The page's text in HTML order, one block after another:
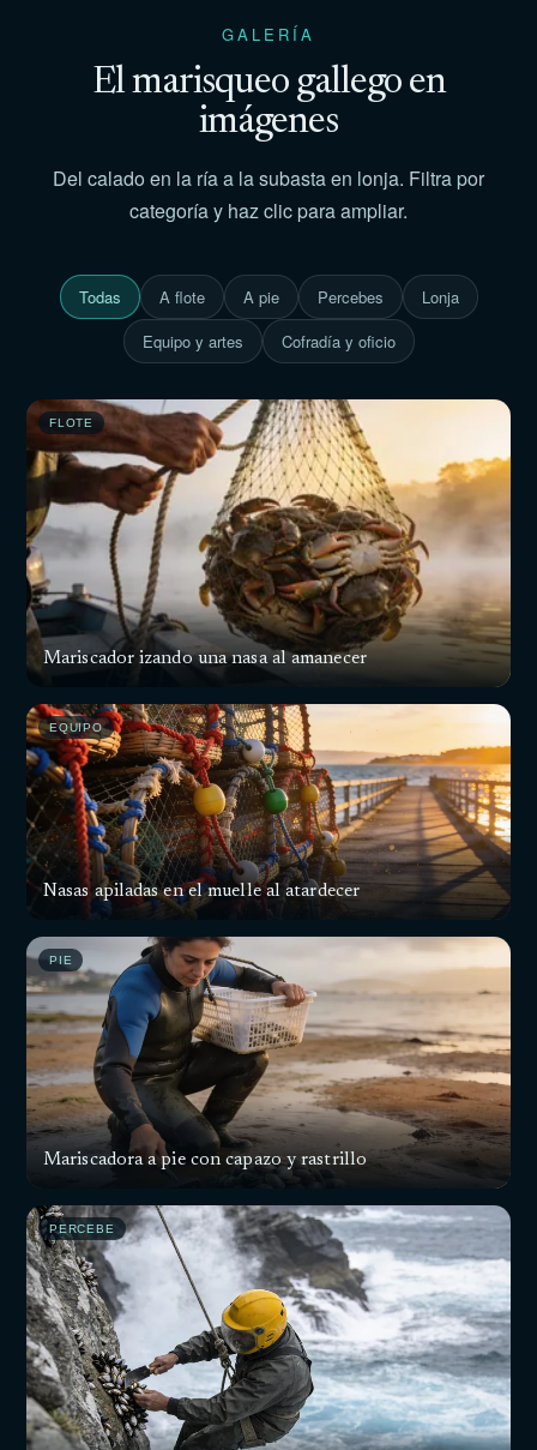
GALERÍA
El marisqueo gallego en
imágenes
Del calado en la ría a la subasta en lonja. Filtra por
categoría y haz clic para ampliar.
Todas A flote A pie Percebes
Lonja
Equipo y artes
Cofradía y oficio
Mariscador izando una nasa al amanecer
FLOTE
Nasas apiladas en el muelle al atardecer
EQUIPO
Mariscadora a pie con capazo y rastrillo
PIE
PERCEBE